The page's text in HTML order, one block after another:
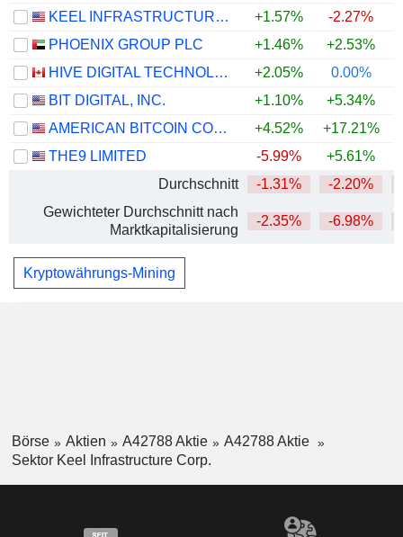
KEEL INFRASTRUCTURE CORP.
+1.57% -2.27%
PHOENIX GROUP PLC
+1.46% +2.53%
HIVE DIGITAL TECHNOLOGIES LTD.
+2.05% 0.00%
BIT DIGITAL, INC.
+1.10% +5.34%
AMERICAN BITCOIN CORP.
+4.52% +17.21%
THE9 LIMITED
-5.99% +5.61%
Durchschnitt
-1.31% -2.20%
Gewichteter Durchschnitt nach
Marktkapitalisierung
-2.35% -6.98%
Kryptowährungs-Mining
Börse Aktien A42788 Aktie
A42788 Aktie
Sektor Keel Infrastructure Corp.